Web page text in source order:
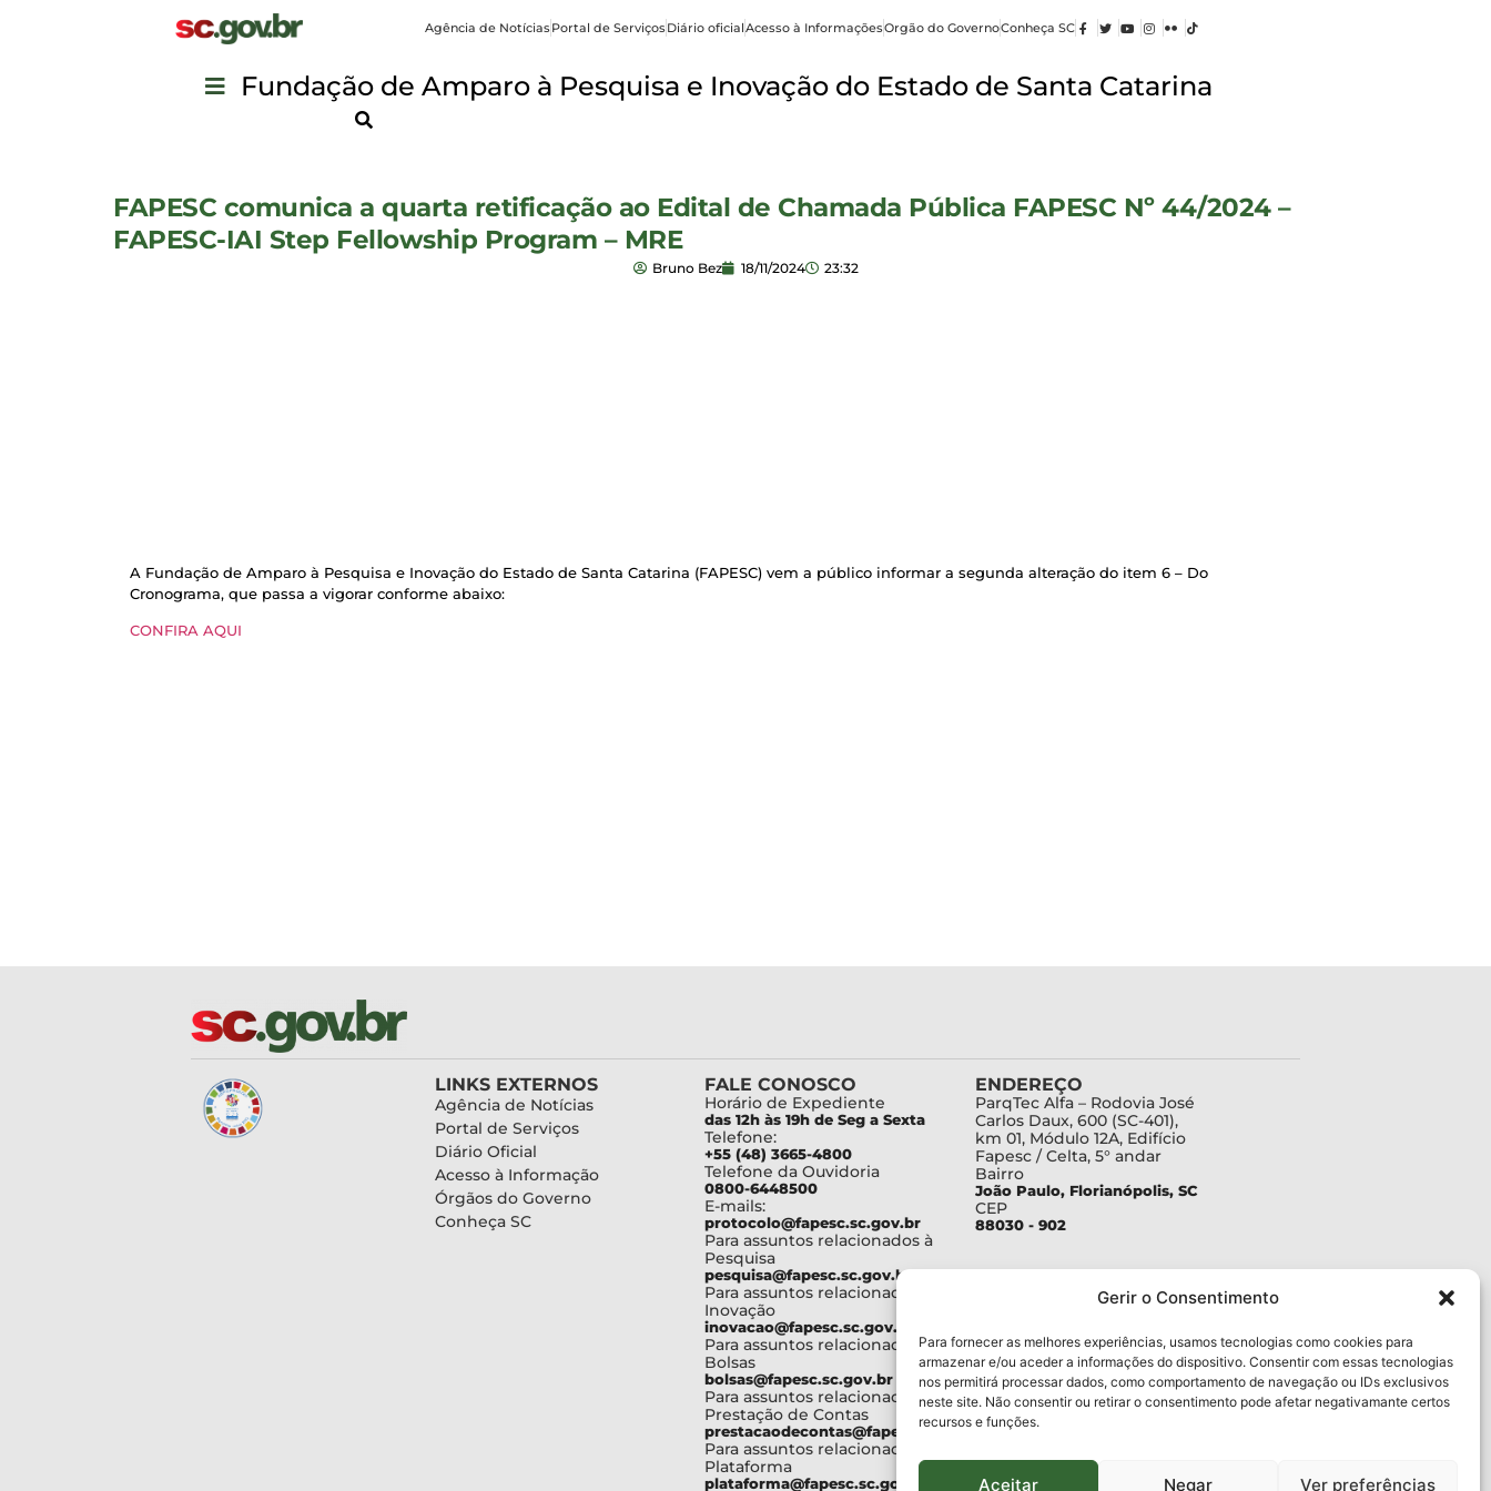
Gerir o Consentimento
Para fornecer as melhores experiências, usamos tecnologias como cookies para
armazenar e/ou aceder a informações do dispositivo. Consentir com essas tecnologias
nos permitirá processar dados, como comportamento de navegação ou IDs exclusivos
neste site. Não consentir ou retirar o consentimento pode afetar negativamante certos
recursos e funções.
Aceitar Negar Ver preferências
Agência de NotíciasPortal de ServiçosDiário oficialAcesso à InformaçõesOrgão do GovernoConheça SC
Fundação de Amparo à Pesquisa e Inovação do Estado de Santa Catarina
FAPESC comunica a quarta retificação ao Edital de Chamada Pública FAPESC Nº 44/2024 –
FAPESC-IAI Step Fellowship Program – MRE
Bruno Bez 18/11/2024 23:32
A Fundação de Amparo à Pesquisa e Inovação do Estado de Santa Catarina (FAPESC) vem a público informar a segunda alteração do item 6 – Do
Cronograma, que passa a vigorar conforme abaixo:
CONFIRA AQUI
LINKS EXTERNOS
Agência de Notícias
Portal de Serviços
Diário Oficial
Acesso à Informação
Órgãos do Governo
Conheça SC
FALE CONOSCO
Horário de Expediente
das 12h às 19h de Seg a Sexta
Telefone:
+55 (48) 3665-4800
Telefone da Ouvidoria
0800-6448500
E-mails:
protocolo@fapesc.sc.gov.br
Para assuntos relacionados à
Pesquisa
pesquisa@fapesc.sc.gov.br
Para assuntos relacionados à
Inovação
inovacao@fapesc.sc.gov.br
Para assuntos relacionados à
Bolsas
bolsas@fapesc.sc.gov.br
Para assuntos relacionados à
Prestação de Contas
prestacaodecontas@fapesc.sc.gov.br
Para assuntos relacionados à
Plataforma
plataforma@fapesc.sc.gov.br
ENDEREÇO
ParqTec Alfa – Rodovia José
Carlos Daux, 600 (SC-401),
km 01, Módulo 12A, Edifício
Fapesc / Celta, 5° andar
Bairro
João Paulo, Florianópolis, SC
CEP
88030 - 902